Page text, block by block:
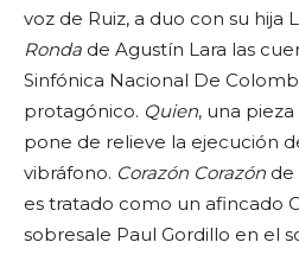
voz de Ruiz, a duo con su hija
Ronda de Agustín Lara las
Sinfónica Nacional De
protagónico. Quien, una
pone de relieve la ejecución
vibráfono. Corazón Corazón de
es tratado como un afincado
sobresale Paul Gordillo en el